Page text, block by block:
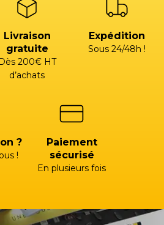
Livraison
gratuite
200€ HT
d’achats
Expédition
Sous 24/48h !
?
!
Paiement
sécurisé
En plusieurs fois